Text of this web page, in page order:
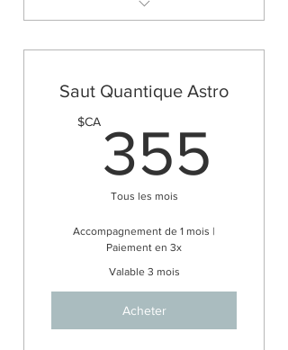
personnel format pdf (env. 20
2 séances de 90 min pour
Échange par message privé
pendant 30 jours
Accompagnement de 1 mois
Saut Quantique Astro
$CA 355
Tous les mois
Accompagnement de 1 mois |
Paiement en 3x
Valable 3 mois
Acheter